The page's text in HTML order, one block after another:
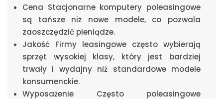
Cena Stacjonarne komputery poleasingowe
są tańsze niż nowe modele, co pozwala
zaoszczędzić pieniądze.
Jakość Firmy leasingowe często wybierają
sprzęt wysokiej klasy, który jest bardziej
trwały i wydajny niż standardowe modele
konsumenckie.
Wyposażenie Często poleasingowe